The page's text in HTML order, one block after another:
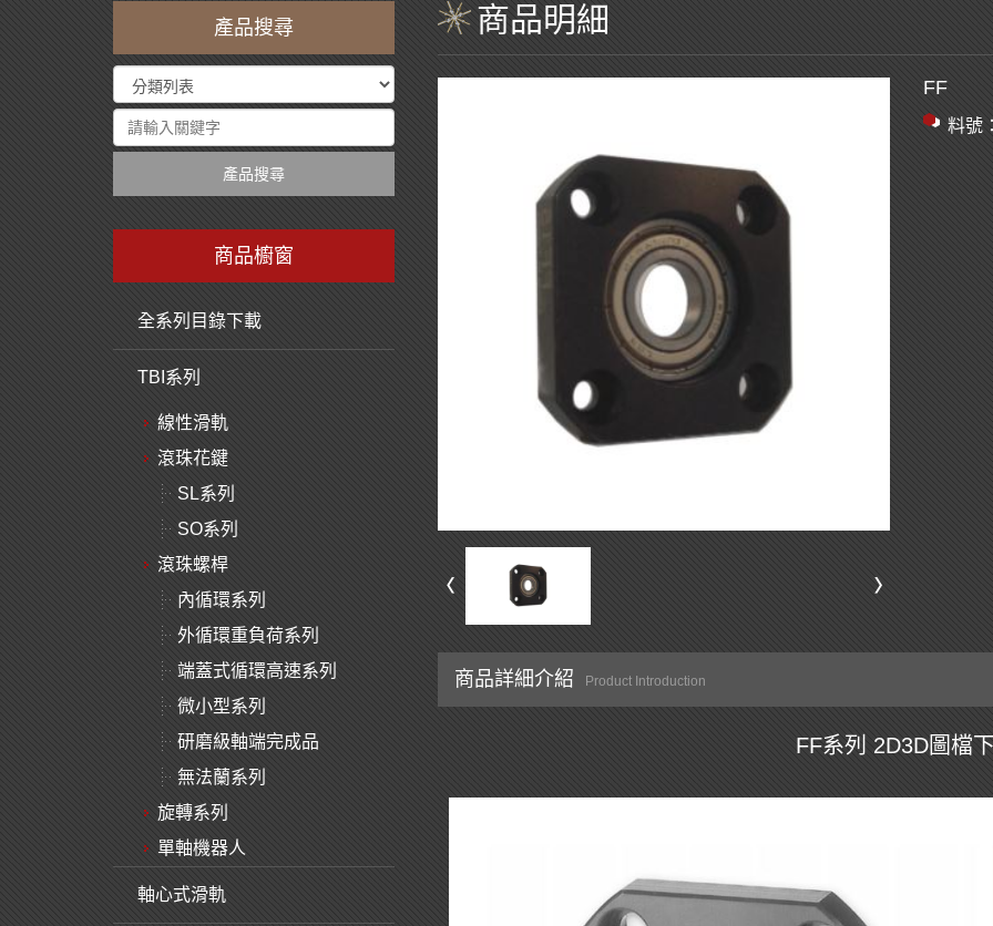
產品搜尋
產品搜尋
商品櫥窗
全系列目錄下載
TBI系列
線性滑軌
滾珠花鍵
SL系列
SO系列
滾珠螺桿
內循環系列
外循環重負荷系列
端蓋式循環高速系列
微小型系列
研磨級軸端完成品
無法蘭系列
旋轉系列
單軸機器人
軸心式滑軌
商品明細
FF
料號
商品詳細介紹 Product Introduction
FF系列 2D3D圖檔